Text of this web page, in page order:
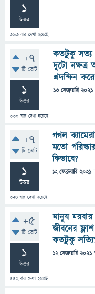
1
উত্তর
363 বার দেখা হয়েছে
+7
টি ভোট
1
উত্তর
330 বার দেখা হয়েছে
কতটুকু সত্য
দুটো
প্রদক্ষিন
13 ফেব্রুয়ারি 2021
+7
টি ভোট
1
উত্তর
324 বার দেখা হয়েছে
গগল
মতো
কিভাবে?
12 ফেব্রুয়ারি 2021 "
+5
টি ভোট
1
উত্তর
552বার দেখা হয়েছে
মানুষ
জীবনের
কতটুকু
12 ফেব্রুয়ারি 2021